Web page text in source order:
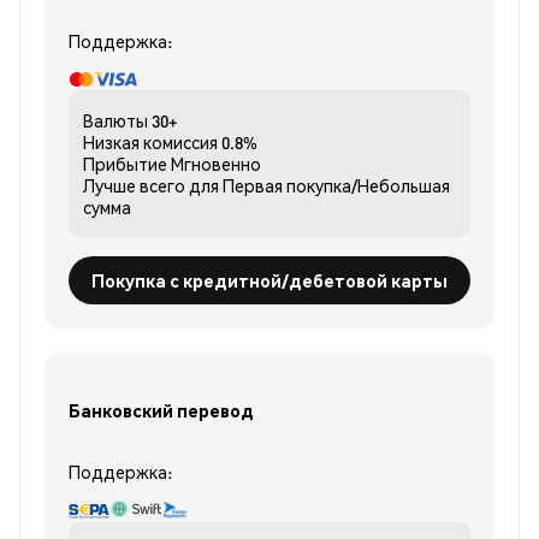
Поддержка:
Валюты 30+
Низкая комиссия 0.8%
Прибытие Мгновенно
Лучше всего для Первая покупка/Небольшая
сумма
Покупка с кредитной/дебетовой карты
Банковский перевод
Поддержка: